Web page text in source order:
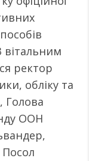
вітальним
ректор
обліку та
Голова
ООН